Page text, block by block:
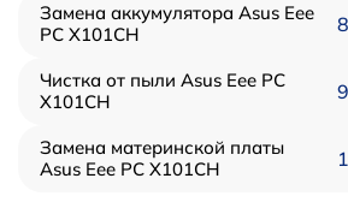
Замена аккумулятора Asus Eee
PC X101CH
Чистка от пыли Asus Eee PC
X101CH
Замена материнской платы
Asus Eee PC X101CH